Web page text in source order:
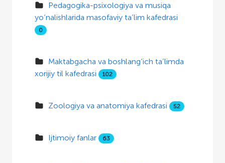
Pedagogika-psixologiya va musiqa
yo‘nalishlarida masofaviy ta’lim kafedrasi
0
Maktabgacha va boshlang‘ich ta’limda
xorijiy til kafedrasi
102
Zoologiya va anatomiya kafedrasi 52
Ijtimoiy fanlar 63